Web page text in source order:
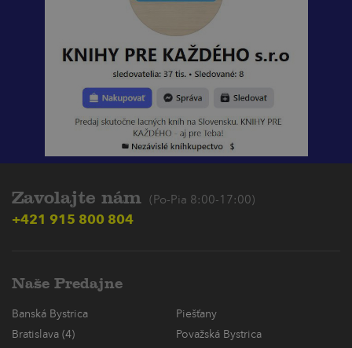
Zavolajte nám (Po-Pia 8:00-17:00)
+421 915 800 804
Naše Predajne
Banská Bystrica
Piešťany
Bratislava (4)
Považská Bystrica